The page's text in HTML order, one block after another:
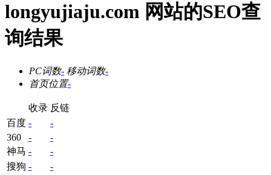
longyujiaju.com 网站的SEO查
询结果
PC词数- 移动词数-
首页位置-
收录 反链
百度 -
-
360
-
-
神马 -
-
搜狗 -
-